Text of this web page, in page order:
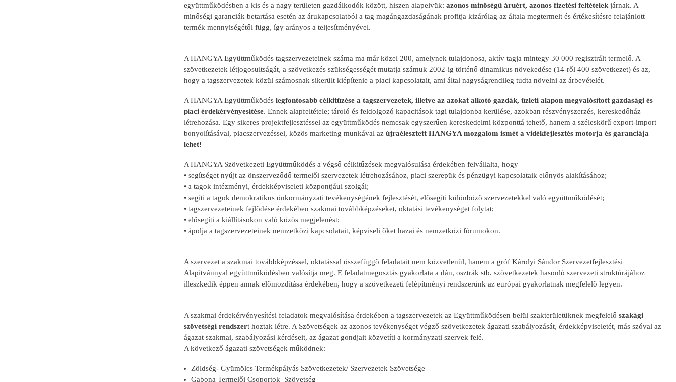
együttműködésben a kis és a nagy területen gazdálkodók között, hiszen alapelvük: azonos minőségű áruért, azonos fizetési feltételekjárnak. A
minőségi garanciák betartása esetén az árukapcsolatból a tag magángazdaságának profitja kizárólag az általa megtermelt és értékesítésre felajánlott
termék mennyiségétől függ, így arányos a teljesítményével.
A HANGYA Együttműködés tagszervezeteinek száma ma már közel 200, amelynek tulajdonosa, aktív tagja mintegy 30 000 regisztrált termelő. A
szövetkezetek létjogosultságát, a szövetkezés szükségességét mutatja számuk 2002-ig történő dinamikus növekedése (14-ről 400 szövetkezet) és az,
hogy a tagszervezetek közül számosnak sikerült kiépítenie a piaci kapcsolatait, ami által nagyságrendileg tudta növelni az árbevételét.
A HANGYA Együttműködés legfontosabb célkitűzése a tagszervezetek, illetve az azokat alkotó gazdák, üzleti alapon megvalósított gazdasági és
piaci érdekérvényesítése. Ennek alapfeltétele; tároló és feldolgozó kapacitások tagi tulajdonba kerülése, azokban részvényszerzés, kereskedőház
létrehozása. Egy sikeres projektfejlesztéssel az együttműködés nemcsak egyszerűen kereskedelmi központtá tehető, hanem a széleskörű export-import
bonyolításával, piacszervezéssel, közös marketing munkával az újraélesztett HANGYA mozgalom ismét a vidékfejlesztés motorja és garanciája
lehet!
A HANGYA Szövetkezeti Együttműködés a végső célkitűzések megvalósulása érdekében felvállalta, hogy
• segítséget nyújt az önszerveződő termelői szervezetek létrehozásához, piaci szerepük és pénzügyi kapcsolataik előnyös alakításához;
• a tagok intézményi, érdekképviseleti központjául szolgál;
• segíti a tagok demokratikus önkormányzati tevékenységének fejlesztését, elősegíti különböző szervezetekkel való együttműködését;
• tagszervezeteinek fejlődése érdekében szakmai továbbképzéseket, oktatási tevékenységet folytat;
• elősegíti a kiállításokon való közös megjelenést;
• ápolja a tagszervezeteinek nemzetközi kapcsolatait, képviseli őket hazai és nemzetközi fórumokon.
A szervezet a szakmai továbbképzéssel, oktatással összefüggő feladatait nem közvetlenül, hanem a gróf Károlyi Sándor Szervezetfejlesztési
Alapítvánnyal együttműködésben valósítja meg. E feladatmegosztás gyakorlata a dán, osztrák stb. szövetkezetek hasonló szervezeti struktúrájához
illeszkedik éppen annak előmozdítása érdekében, hogy a szövetkezeti felépítményi rendszerünk az európai gyakorlatnak megfelelő legyen.
A szakmai érdekérvényesítési feladatok megvalósítása érdekében a tagszervezetek az Együttműködésen belül szakterületüknek megfelelő szakági
szövetségi rendszert hoztak létre. A Szövetségek az azonos tevékenységet végző szövetkezetek ágazati szabályozását, érdekképviseletét, más szóval az
ágazat szakmai, szabályozási kérdéseit, az ágazat gondjait közvetíti a kormányzati szervek felé.
A következő ágazati szövetségek működnek:
Zöldség- Gyümölcs Termékpályás Szövetkezetek/ Szervezetek Szövetsége
Gabona Termelői Csoportok Szövetség